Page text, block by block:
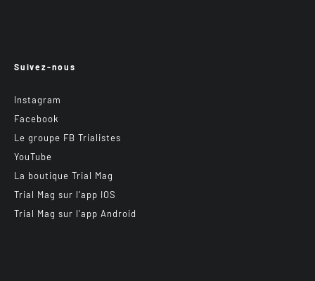
Suivez-nous
Instagram
Facebook
Le groupe FB Trialistes
YouTube
La boutique Trial Mag
Trial Mag sur l’app IOS
Trial Mag sur l’app Android